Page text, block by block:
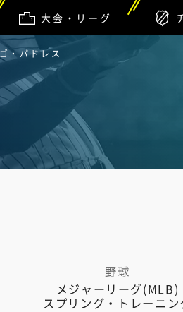
大会・リーグ
・パドレス
野球
メジャーリーグ(MLB)
スプリング・トレーニン